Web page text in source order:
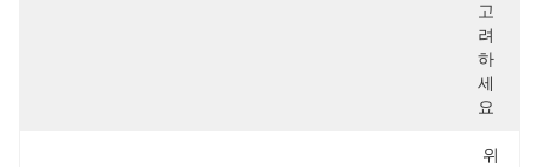
고
려
하
세
요
위